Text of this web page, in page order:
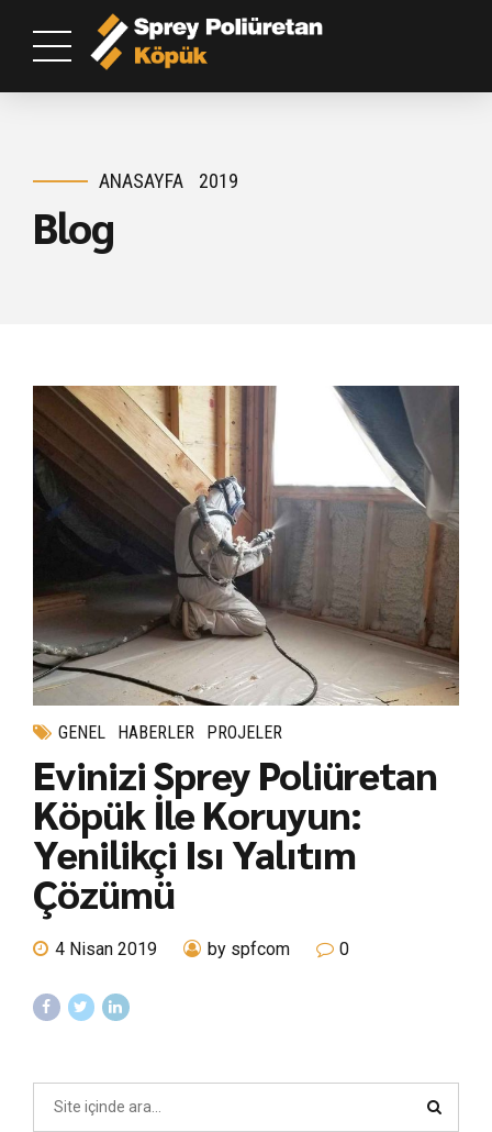
ANASAYFA 2019
Blog
GENEL HABERLER PROJELER
Evinizi Sprey Poliüretan
Köpük İle Koruyun:
Yenilikçi Isı Yalıtım
Çözümü
4 Nisan 2019 by spfcom 0